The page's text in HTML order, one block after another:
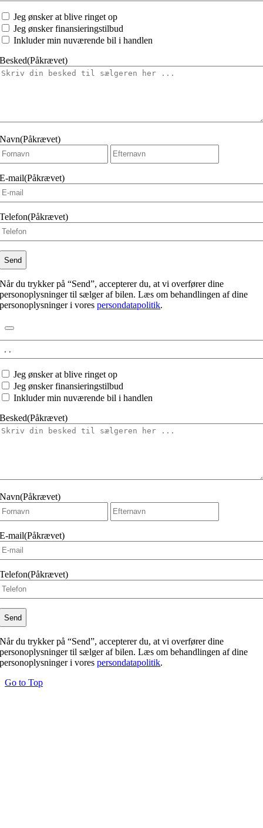
Jeg ønsker at blive ringet op
Jeg ønsker finansieringstilbud
Inkluder min nuværende bil i handlen
Besked(Påkrævet)
Navn(Påkrævet)
Fornavn
E-mail(Påkrævet)
Telefon(Påkrævet)
Når du trykker på “Send”, accepterer du, at vi overfører dine
personoplysninger til sælger af bilen. Læs om behandlingen af dine
personoplysninger i vorespersondatapolitik.
Jeg ønsker at blive ringet op
Jeg ønsker finansieringstilbud
Inkluder min nuværende bil i handlen
Besked(Påkrævet)
Navn(Påkrævet)
Fornavn
E-mail(Påkrævet)
Telefon(Påkrævet)
Når du trykker på “Send”, accepterer du, at vi overfører dine
personoplysninger til sælger af bilen. Læs om behandlingen af dine
personoplysninger i vorespersondatapolitik.
Go to Top